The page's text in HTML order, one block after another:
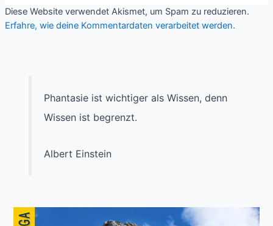
Diese Website verwendet Akismet, um Spam zu reduzieren.
Erfahre, wie deine Kommentardaten verarbeitet werden.
Phantasie ist wichtiger als Wissen, denn
Wissen ist begrenzt.
Albert Einstein